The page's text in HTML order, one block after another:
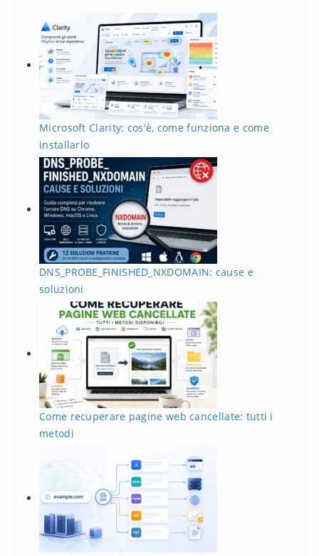
Microsoft Clarity: cos'è, come funziona e come
installarlo
DNS_PROBE_FINISHED_NXDOMAIN: cause e
soluzioni
Come recuperare pagine web cancellate: tutti i
metodi